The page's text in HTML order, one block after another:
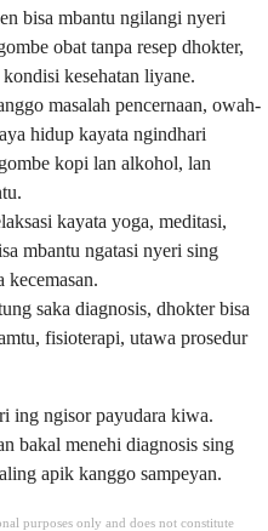
bisa mbantu ngilangi nyeri
obat tanpa resep dhokter,
kesehatan liyane.
masalah pencernaan, owah-
hidup kayata ngindhari
kopi lan alkohol, lan
kayata yoga, meditasi,
mbantu ngatasi nyeri sing
kecemasan.
saka diagnosis, dhokter bisa
fisioterapi, utawa prosedur
ing ngisor payudara kiwa.
bakal menehi diagnosis sing
apik kanggo sampeyan.
purposes only and does not constitute